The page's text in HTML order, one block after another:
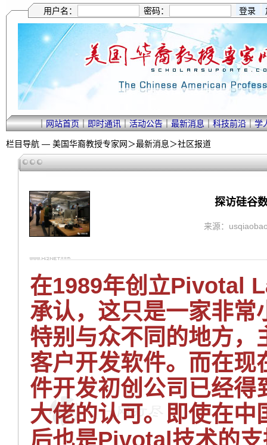
用户名： 密码：
｜网站首页｜即时通讯｜活动公告｜最新消息｜科技前沿｜学
栏目导航 — 美国华裔教授专家网＞最新消息＞社区报道
探访硅谷
来源：
在1989年创立Pivotal
承认，这只是一家非常
特别与众不同的地方，
客户开发软件。 而在现
件开发初创公司已经得
大佬的认可。即使在中
后也是Pivotal技术的